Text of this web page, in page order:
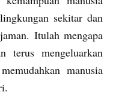
sekitar dan
Itulah mengapa
terus mengeluarkan
manusia